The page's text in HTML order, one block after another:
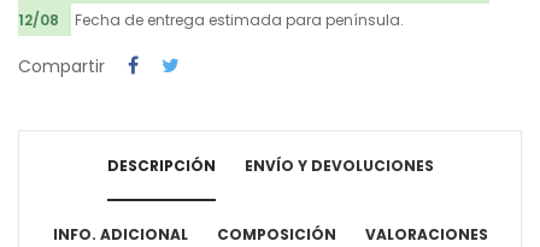
12/08
Fecha de entrega estimada para península.
Compartir
DESCRIPCIÓN ENVÍO Y DEVOLUCIONES
INFO. ADICIONAL COMPOSICIÓN VALORACIONES